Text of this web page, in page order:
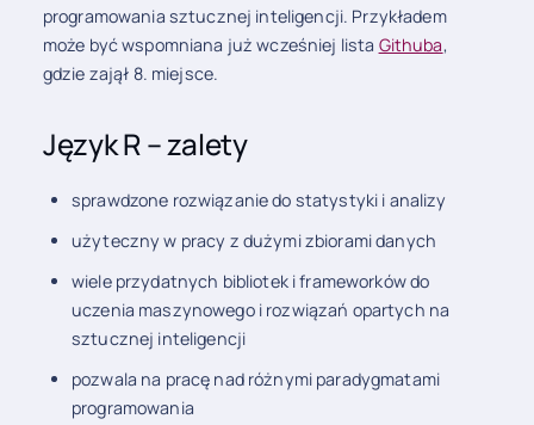
programowania sztucznej inteligencji. Przykładem
może być wspomniana już wcześniej lista Githuba,
gdzie zajął 8. miejsce.
Język R – zalety
sprawdzone rozwiązanie do statystyki i analizy
użyteczny w pracy z dużymi zbiorami danych
wiele przydatnych bibliotek i frameworków do
uczenia maszynowego i rozwiązań opartych na
sztucznej inteligencji
pozwala na pracę nad różnymi paradygmatami
programowania